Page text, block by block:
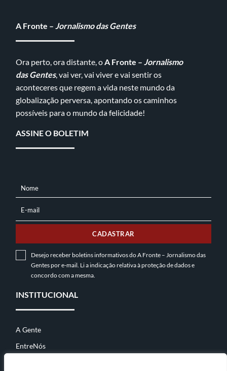
A Fronte – Jornalismo das Gentes
Ora perto, ora distante, oA Fronte – Jornalismo
das Gentes, vai ver, vai viver e vai sentir os
aconteceres que regem a vida neste mundo da
globalização perversa, apontando os caminhos
possíveis para o mundo da felicidade!
ASSINE O BOLETIM
NOME
Nome
MAIL
E-mail
CADASTRAR
Desejo receber boletins informativos do A Fronte – Jornalismo das
Gentes por e-mail. Li a indicação relativa àproteção de dadose
concordo com a mesma.
INSTITUCIONAL
A Gente
EntreNós